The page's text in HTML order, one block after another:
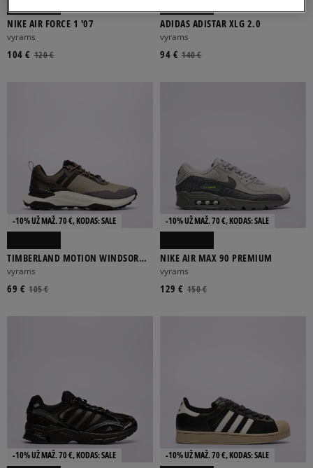
NIKE AIR FORCE 1 '07
vyrams
120 €
104 €
ADIDAS ADISTAR XLG 2.0
vyrams
140 €
94 €
-10% UŽ MAŽ. 70 €, KODAS: SALE
TIMBERLAND MOTION WINDSOR
LOW LACE SNEAKER
vyrams
105 €
69 €
-10% UŽ MAŽ. 70 €, KODAS: SALE
NIKE AIR MAX 90 PREMIUM
vyrams
150 €
129 €
-10% UŽ MAŽ. 70 €, KODAS: SALE -10% UŽ MAŽ. 70 €, KODAS: SALE